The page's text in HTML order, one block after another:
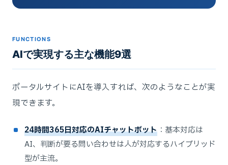
FUNCTIONS
AIで実現する主な機能9選
ポータルサイトにAIを導入すれば、次のようなことが実
現できます。
24時間365日対応のAIチャットボット ：基本対応は
AI、判断が要る問い合わせは人が対応するハイブリッド
型が主流。